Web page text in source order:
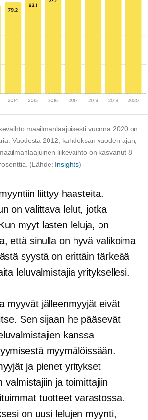
maailmanlaajuisesti vuonna 2020 on
Vuodesta 2012, kahdeksan vuoden ajan,
liikevaihto on kasvanut 8
(Lähde: Insights)
liittyy haasteita.
on valittava lelut, jotka
myyt lasten leluja, on
että sinulla on hyvä valikoima
syystä on erittäin tärkeää
leluvalmistajia yrityksellesi.
myyvät jälleenmyyjät eivät
Sen sijaan he pääsevät
kanssa
myymälöissään.
ja pienet yritykset
valmistajiin ja toimittajiin
tuotteet varastossa.
on uusi lelujen myynti,